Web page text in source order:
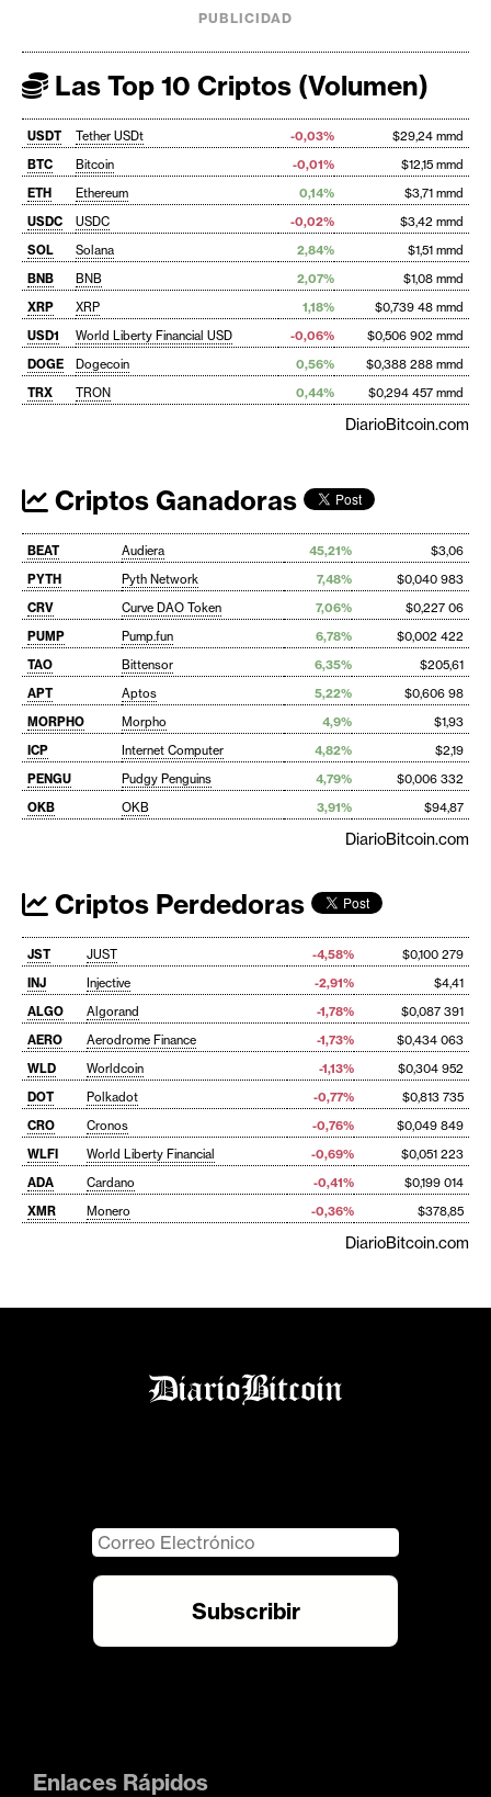
PUBLICIDAD
Las Top 10 Criptos (Volumen)
USDT Tether USDt -0,03%
$29,24 mmd
BTC
Bitcoin -0,01%
$12,15 mmd
ETH
Ethereum 0,14%
$3,71 mmd
USDC
USDC -0,02%
$3,42 mmd
SOL
Solana 2,84%
$1,51 mmd
BNB
BNB 2,07%
$1,08 mmd
XRP
XRP 1,18%
$0,739 48 mmd
USD1
World Liberty Financial USD -0,06%
$0,506 902 mmd
DOGE
Dogecoin 0,56%
$0,388 288 mmd
TRX
TRON 0,44% $0,294 457 mmd
DiarioBitcoin.com
Criptos Ganadoras
BEAT Audiera 45,21%
$3,06
PYTH
Pyth Network 7,48%
$0,040 983
CRV
Curve DAO Token 7,06%
$0,227 06
PUMP
Pump.fun 6,78%
$0,002 422
TAO
Bittensor 6,35%
$205,61
APT
Aptos 5,22%
$0,606 98
MORPHO
Morpho 4,9%
$1,93
ICP
Internet Computer 4,82%
$2,19
PENGU
Pudgy Penguins 4,79%
$0,006 332
OKB
OKB 3,91% $94,87
DiarioBitcoin.com
Criptos Perdedoras
JST JUST -4,58%
$0,100 279
INJ
Injective -2,91%
$4,41
ALGO
Algorand -1,78%
$0,087 391
AERO
Aerodrome Finance -1,73%
$0,434 063
WLD
Worldcoin -1,13%
$0,304 952
DOT
Polkadot -0,77%
$0,813 735
CRO
Cronos -0,76%
$0,049 849
WLFI
World Liberty Financial -0,69%
$0,051 223
ADA
Cardano -0,41%
$0,199 014
XMR
Monero -0,36% $378,85
DiarioBitcoin.com
Enlaces Rápidos